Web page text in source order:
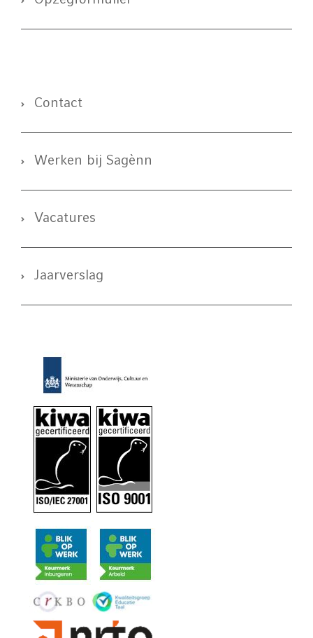
Contact
Werken bij Sagènn
Vacatures
Jaarverslag